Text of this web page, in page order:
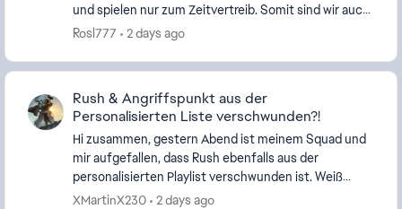
und spielen nur zum Zeitvertreib. Somit sind wir auch
nicht besonders gut, wenn auch nicht schlecht....
Rosl777 2 days ago
Rush & Angriffspunkt aus der
Personalisierten Liste verschwunden?!
Hi zusammen, gestern Abend ist meinem Squad und
mir aufgefallen, dass Rush ebenfalls aus der
personalisierten Playlist verschwunden ist. Weiß
jemand, warum der Modus entfernt wurde? Bei
XMartinX230 2 days ago